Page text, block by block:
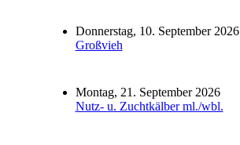
Donnerstag, 10. September 2026
Großvieh
Montag, 21. September 2026
Nutz- u. Zuchtkälber ml./wbl.